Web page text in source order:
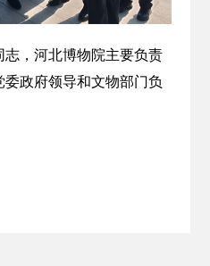
，河北博物院主要负责
政府领导和文物部门负